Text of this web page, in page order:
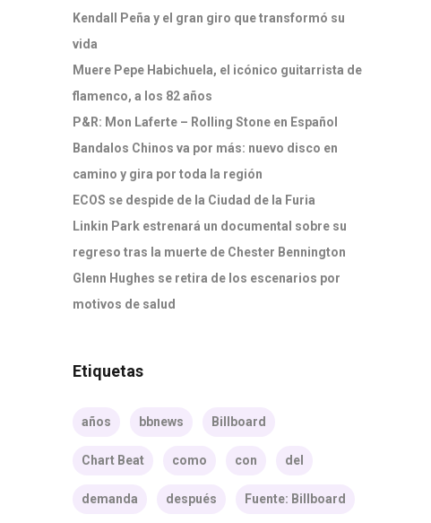
Kendall Peña y el gran giro que transformó su
vida
Muere Pepe Habichuela, el icónico guitarrista de
flamenco, a los 82 años
P&R: Mon Laferte – Rolling Stone en Español
Bandalos Chinos va por más: nuevo disco en
camino y gira por toda la región
ECOS se despide de la Ciudad de la Furia
Linkin Park estrenará un documental sobre su
regreso tras la muerte de Chester Bennington
Glenn Hughes se retira de los escenarios por
motivos de salud
Etiquetas
años bbnews Billboard
Chart Beat como con del
demanda después Fuente: Billboard